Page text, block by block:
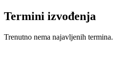
Termini izvođenja
Trenutno nema najavljenih termina.